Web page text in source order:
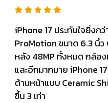
iPhone 17 ประทับใจยิ่ง
ProMotion ขนาด 6.3 นิ้
หลัง 48MP ทั้งหมด กล้อ
และอีกมากมาย iPhone
ด้านหน้าแบบ Ceramic
ขึ้น 3 เท่า